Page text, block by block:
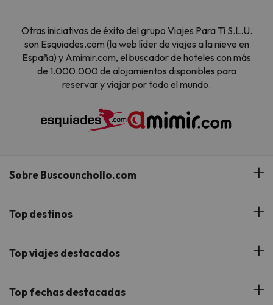
Otras iniciativas de éxito del grupo Viajes Para Ti S.L.U.
son Esquiades.com (la web líder de viajes a la nieve en
España) y Amimir.com, el buscador de hoteles con más
de 1.000.000 de alojamientos disponibles para
reservar y viajar por todo el mundo.
Sobre Buscounchollo.com
¿Quiénes somos?
Buscounchollo en los medios
Top destinos
Hoteles Andalucía
Hoteles Cataluña
Top viajes destacados
Viajes con Niños
Top fechas destacadas